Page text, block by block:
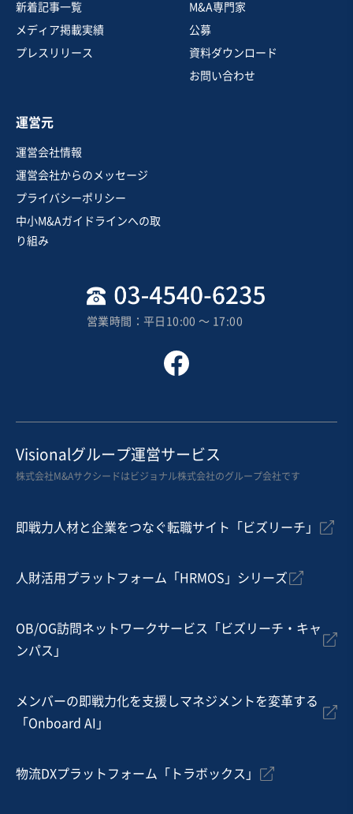
売上高
農産加工・製造 その他食料品製造
製造・卸売業（飲食料品）
【令和2年竣工・最新鋭工場保有】首都圏近郊・FSSC22
000認証取得の老舗焼菓子メーカー ～売上14億円規模。
生産余力と大手基準の品質管理体制を有する製造拠点～
関東地方
10億円～25億円
51名〜100名
その他食料品製造
小売業
関東 自動車（中古・新車）販売業の株式譲渡/後継者不
売却希望金額
従業員数
〜5名
新車・中古車・カー用品
100以上の地域農家との直接取引ネットワークを持つ青
新着記事一覧
メディア掲載実績
プレスリリース
M&A専門家
公募
資料ダウンロード
お問い合わせ
運営元
運営会社情報
運営会社からのメッセージ
プライバシーポリシー
中小M&Aガイドラインへの取
り組み
営業時間：平日10:00 〜 17:00
Visionalグループ運営サービス
株式会社M&Aサクシードはビジョナル株式会社のグループ会社です
即戦力人材と企業をつなぐ転職サイト「ビズリーチ」
人財活用プラットフォーム「HRMOS」シリーズ
OB/OG訪問ネットワークサービス「ビズリーチ・キャ
ンパス」
メンバーの即戦力化を支援しマネジメントを変革する
「Onboard AI」
物流DXプラットフォーム「トラボックス」